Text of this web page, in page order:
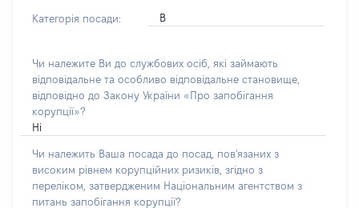
Категорія посади: В
Чи належите Ви до службових осіб, які займають
відповідальне та особливо відповідальне становище,
відповідно до Закону України «Про запобігання
корупції»?
Ні
Чи належить Ваша посада до посад, пов'язаних з
високим рівнем корупційних ризиків, згідно з
переліком, затвердженим Національним агентством з
питань запобігання корупції?